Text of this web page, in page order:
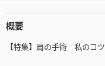
概要
【特集】肩の手術 私のコツ